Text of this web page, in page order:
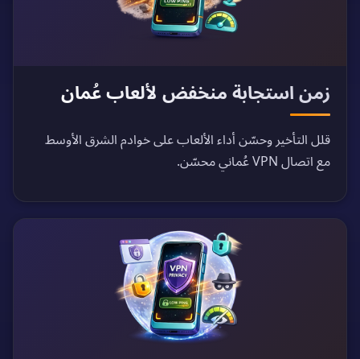
زمن استجابة منخفض لألعاب عُمان
قلل التأخير وحسّن أداء الألعاب على خوادم الشرق الأوسط
مع اتصال VPN عُماني محسّن.